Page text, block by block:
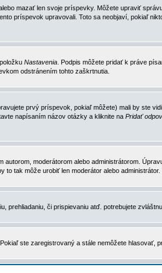
mazať len svoje príspevky. Môžete upraviť
príspevok upravovali. Toto sa neobjaví, pokiaľ
Nastavenia . Podpis môžete pridať k práve
odstránením tohto zaškrtnutia.
prvý príspevok, pokiaľ môžete) mali by ste
napísaním názov otázky a kliknite na Pridať
moderátorom alebo administrátorom.
tak môže urobiť len moderátor alebo
či prispievaniu atď. potrebujete
ste zaregistrovaný a stále nemôžete hlasovať,